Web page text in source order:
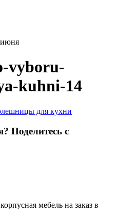
vyboru-
kuhni-14
Поделитесь с